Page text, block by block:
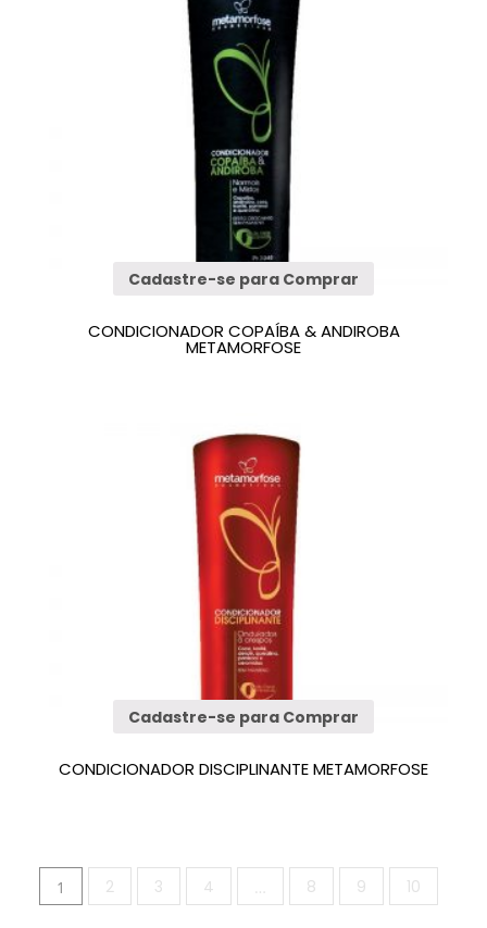
Cadastre-se para Comprar
CONDICIONADOR COPAÍBA & ANDIROBA
METAMORFOSE
Cadastre-se para Comprar
CONDICIONADOR DISCIPLINANTE METAMORFOSE
1 2 3 4 8 9 10